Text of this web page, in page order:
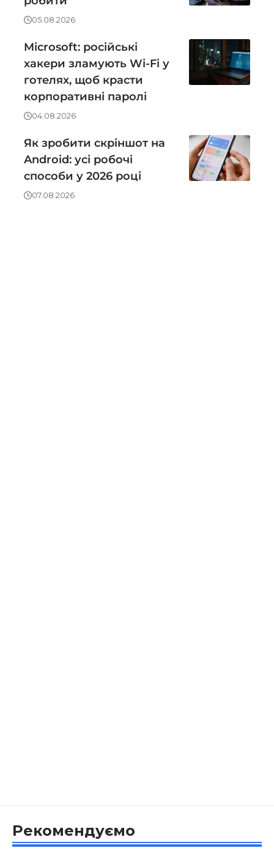
05.08.2026
Microsoft: російські
хакери зламують Wi-Fi у
готелях, щоб красти
корпоративні паролі
04.08.2026
Як зробити скріншот на
Android: усі робочі
способи у 2026 році
07.08.2026
Рекомендуємо